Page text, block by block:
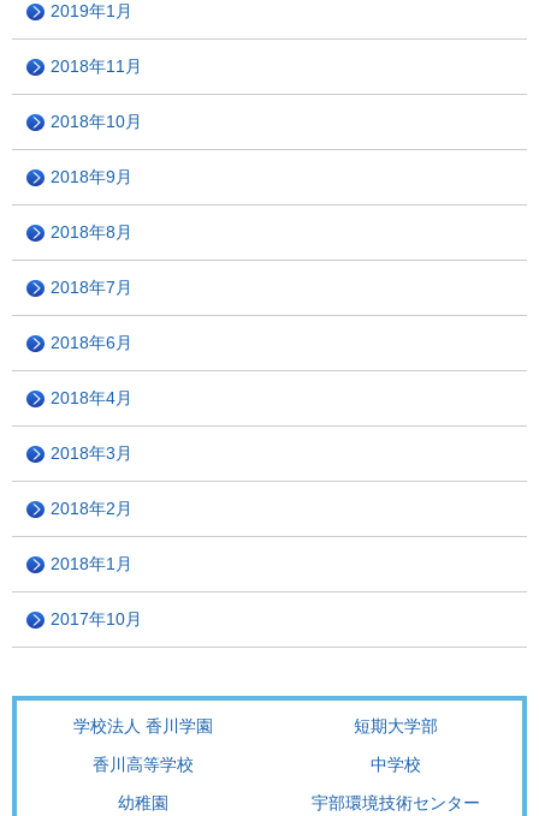
2019年1月
2018年11月
2018年10月
2018年9月
2018年8月
2018年7月
2018年6月
2018年4月
2018年3月
2018年2月
2018年1月
2017年10月
学校法人 香川学園
短期大学部
香川高等学校
中学校
幼稚園
宇部環境技術センター